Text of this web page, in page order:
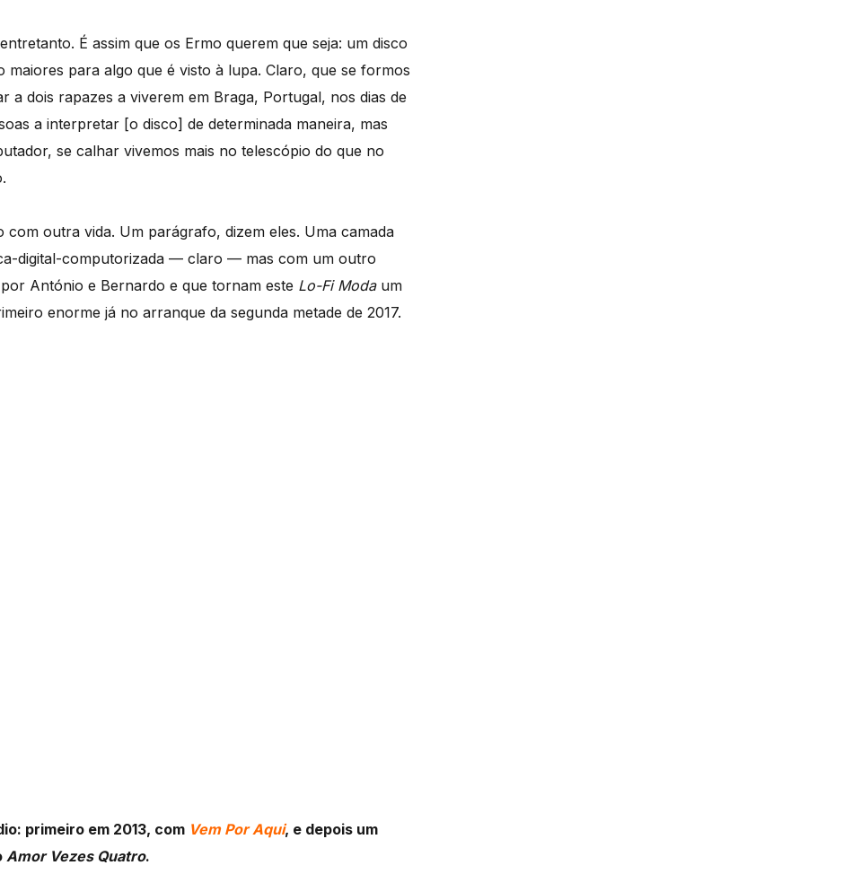
É assim que os Ermo querem que seja: um disco
maiores para algo que é visto à lupa. Claro, que se formos
dois rapazes a viverem em Braga, Portugal, nos dias de
a interpretar [o disco] de determinada maneira, mas
se calhar vivemos mais no telescópio do que no
outra vida. Um parágrafo, dizem eles. Uma camada
digital-computorizada — claro — mas com um outro
António e Bernardo e que tornam este Lo-Fi Moda um
enorme já no arranque da segunda metade de 2017.
primeiro em 2013, com Vem Por Aqui, e depois um
Amor Vezes Quatro.